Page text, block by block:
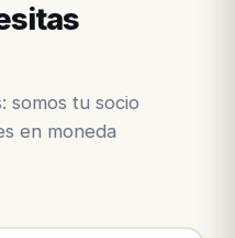
somos tu socio
en moneda